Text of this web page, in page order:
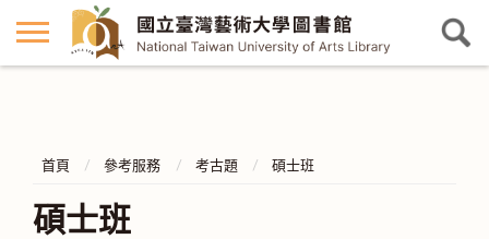
首頁 參考服務 考古題 碩士班
碩士班